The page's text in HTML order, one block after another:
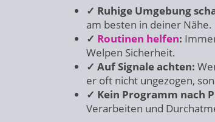
✓ Ruhige Umgebung
am besten in deiner Nähe.
✓ Routinen helfen:
Welpen Sicherheit.
✓ Auf Signale achten:
er oft nicht ungezogen,
✓ Kein Programm nach
Verarbeiten und